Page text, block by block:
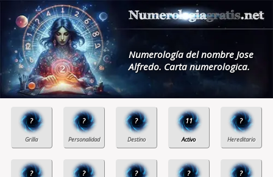
Numerología del nombre Jose
Alfredo. Carta numerologica.
? ? ? 11 ?
? ? ? ? ?